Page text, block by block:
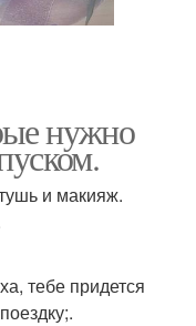
нужно
и макияж.
тебе придется